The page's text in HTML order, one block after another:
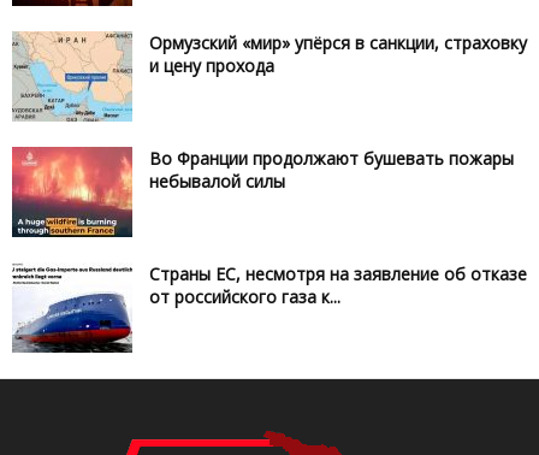
Ормузский «мир» упёрся в санкции, страховку
и цену прохода
Во Франции продолжают бушевать пожары
небывалой силы
Страны ЕС, несмотря на заявление об отказе
от российского газа к...